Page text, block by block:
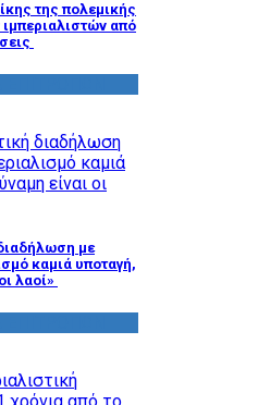
της πολεμικής
από
με
καμιά υποταγή,
λαοί»